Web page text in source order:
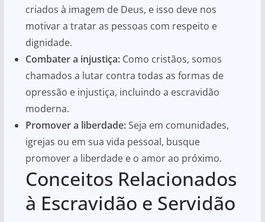
criados à imagem de Deus, e isso deve nos
motivar a tratar as pessoas com respeito e
dignidade.
Combater a injustiça:Como cristãos, somos
chamados a lutar contra todas as formas de
opressão e injustiça, incluindo a escravidão
moderna.
Promover a liberdade:Seja em comunidades,
igrejas ou em sua vida pessoal, busque
promover a liberdade e o amor ao próximo.
Conceitos Relacionados
à Escravidão e Servidão